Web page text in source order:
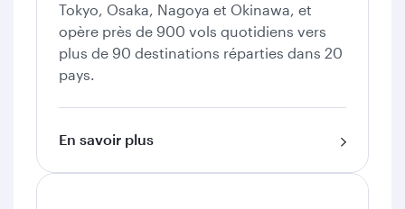
Tokyo, Osaka, Nagoya et Okinawa, et
opère près de 900 vols quotidiens vers
plus de 90 destinations réparties dans 20
pays.
En savoir plus